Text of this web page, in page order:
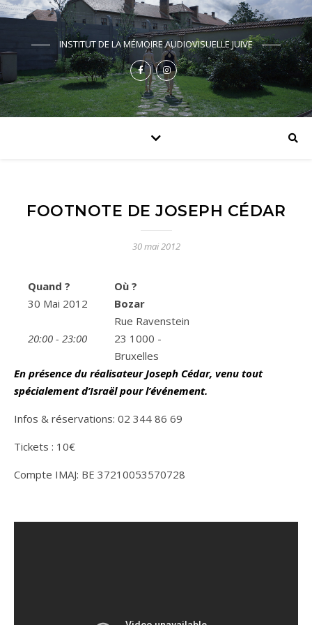
INSTITUT DE LA MÉMOIRE AUDIOVISUELLE JUIVE
FOOTNOTE DE JOSEPH CÉDAR
30 mai 2012
Quand ?
30 Mai 2012
20:00 - 23:00
Où ?
Bozar
Rue Ravenstein
23 1000 -
Bruxelles
En présence du réalisateur Joseph Cédar, venu tout
spécialement d’Israël pour l’événement.
Infos & réservations: 02 344 86 69
Tickets : 10€
Compte IMAJ: BE 37210053570728